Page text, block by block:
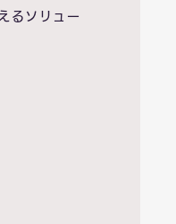
るソリュー